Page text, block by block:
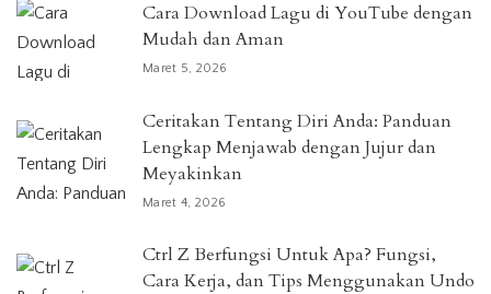
Cara Download Lagu di YouTube dengan
Mudah dan Aman
Maret 5, 2026
Ceritakan Tentang Diri Anda: Panduan
Lengkap Menjawab dengan Jujur dan
Meyakinkan
Maret 4, 2026
Ctrl Z Berfungsi Untuk Apa? Fungsi,
Cara Kerja, dan Tips Menggunakan Undo